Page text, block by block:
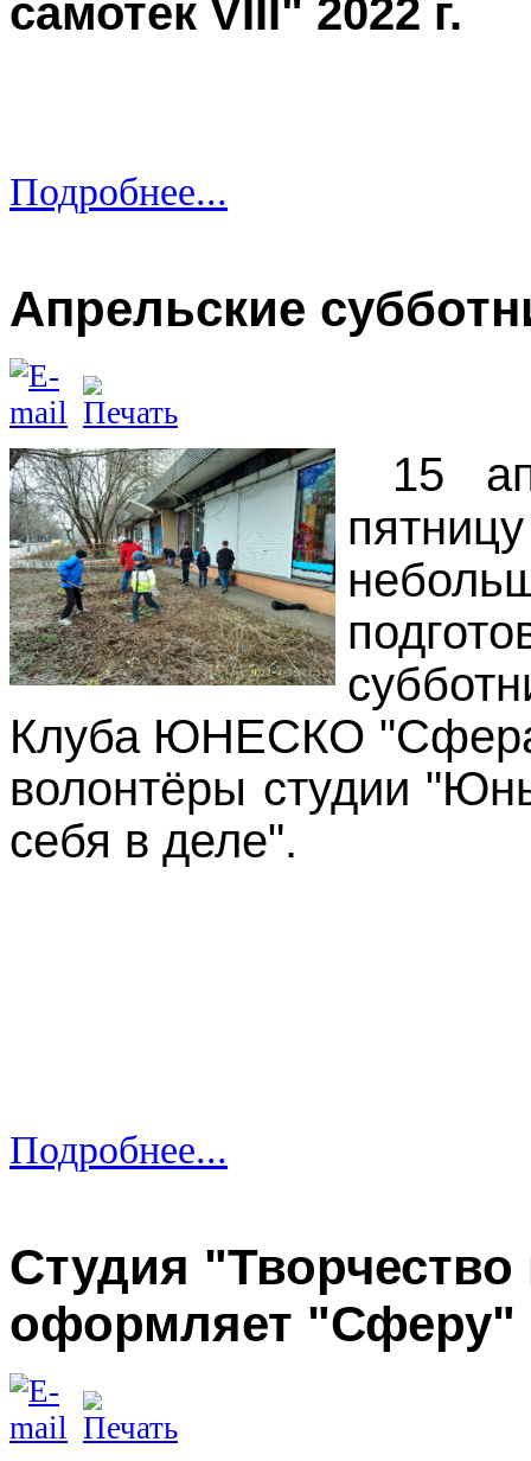
самотек VIII " 2022 г.
Подробнее...
Апрельские
15
Клуба ЮНЕСКО
волонтёры студии
себя в деле".
Подробнее...
Студия
оформляет "Сферу"